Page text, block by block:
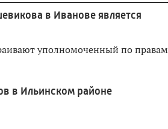
в Иванове является
уполномоченный по правам
в Ильинском районе